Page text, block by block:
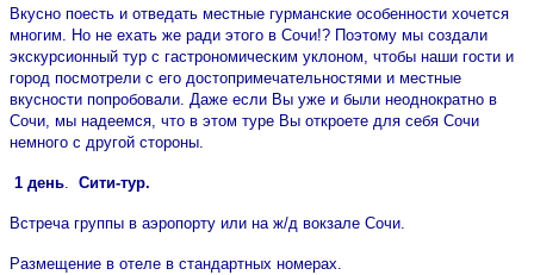
Вкусно поесть и отведать местные гурманские особенности хочется
многим. Но не ехать же ради этого в Сочи!? Поэтому мы создали
экскурсионный тур с гастрономическим уклоном, чтобы наши гости и
город посмотрели с его достопримечательностями и местные
вкусности попробовали. Даже если Вы уже и были неоднократно в
Сочи, мы надеемся, что в этом туре Вы откроете для себя Сочи
немного с другой стороны.
1 день Сити-тур.
Встреча группы в аэропорту или на ж/д вокзале Сочи.
Размещение в отеле в стандартных номерах.